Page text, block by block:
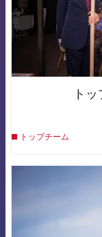
ト
トップチーム